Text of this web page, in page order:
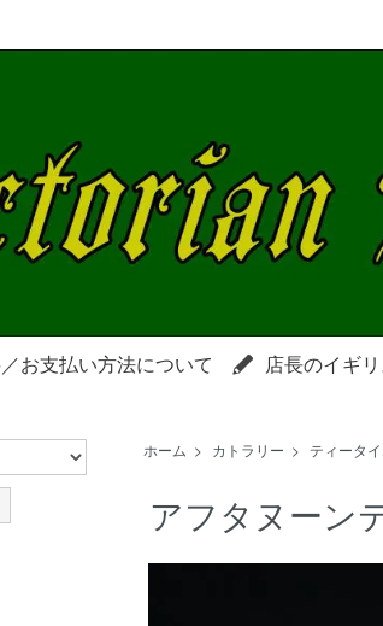
お支払い方法について 店長のイギ
ホーム > カトラリー > ティータ
アフタヌーン